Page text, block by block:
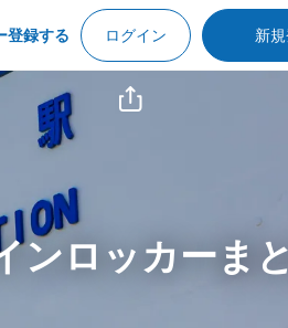
登録する ログイン 新
ンロッカーま